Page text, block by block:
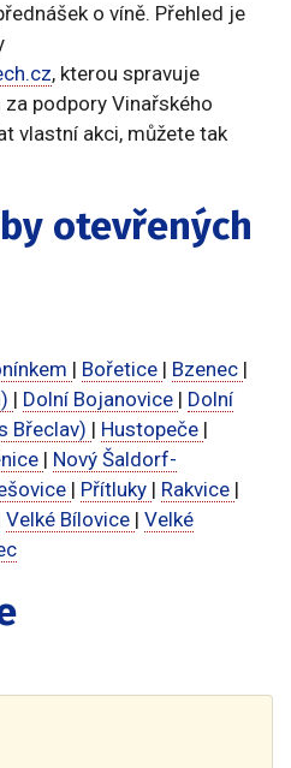
o víně. Přehled je
, kterou spravuje
podpory Vinařského
vlastní akci, můžete tak
otevřených
| Bořetice | Bzenec |
| Dolní Bojanovice | Dolní
Břeclav) | Hustopeče |
| Nový Šaldorf-
| Přítluky | Rakvice |
Velké Bílovice | Velké